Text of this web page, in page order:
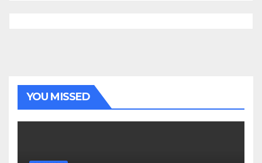
YOU MISSED